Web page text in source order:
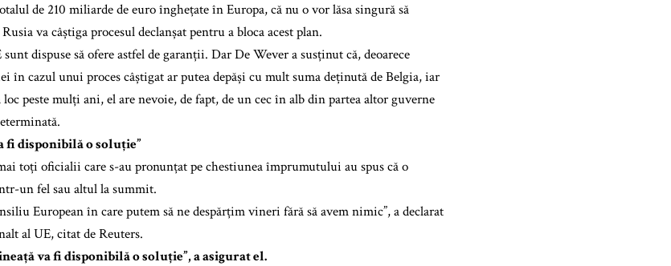
de 210 miliarde de euro înghețate în Europa, că nu o vor lăsa singură să
va câștiga procesul declanșat pentru a bloca acest plan.
dispuse să ofere astfel de garanții. Dar De Wever a susținut că, deoarece
în cazul unui proces câștigat ar putea depăși cu mult suma deținută de Belgia, iar
loc peste mulți ani, el are nevoie, de fapt, de un cec în alb din partea altor guverne
fi disponibilă o soluție”
toți oficialii care s-au pronunțat pe chestiunea împrumutului au spus că o
un fel sau altul la summit.
European în care putem să ne despărțim vineri fără să avem nimic”, a declarat
al UE, citat de Reuters.
va fi disponibilă o soluție”, a asigurat el.